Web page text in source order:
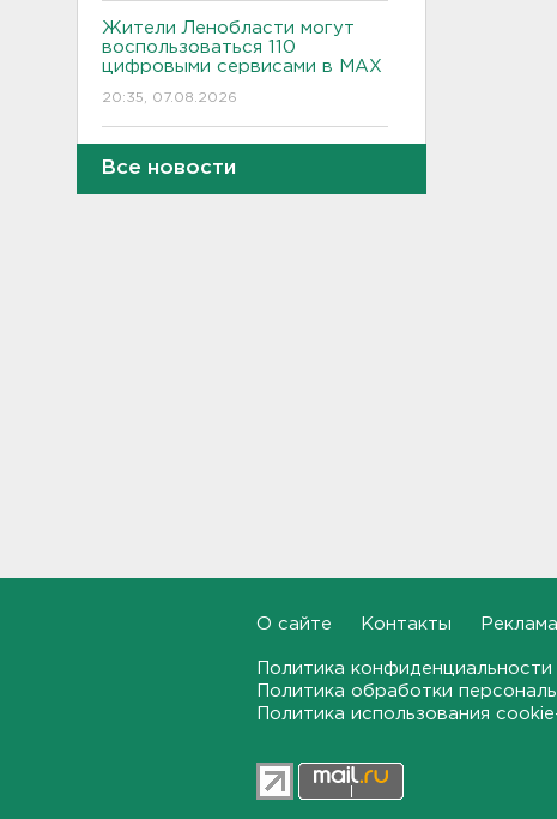
Жители Ленобласти могут
воспользоваться 110
цифровыми сервисами в МАХ
20:35, 07.08.2026
Ленинградского
перинатального центра
Больше десятка человек
утонули в Ленобласти за
Задерживаются "Сапсаны" из
Все новости
О сайте Контакты Реклама
Политика конфиденциальности
Политика обработки
Политика использования